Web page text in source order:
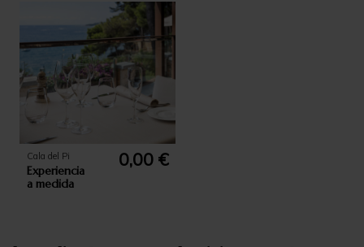
Cala del Pi
Experiencia
a medida
0,00 €